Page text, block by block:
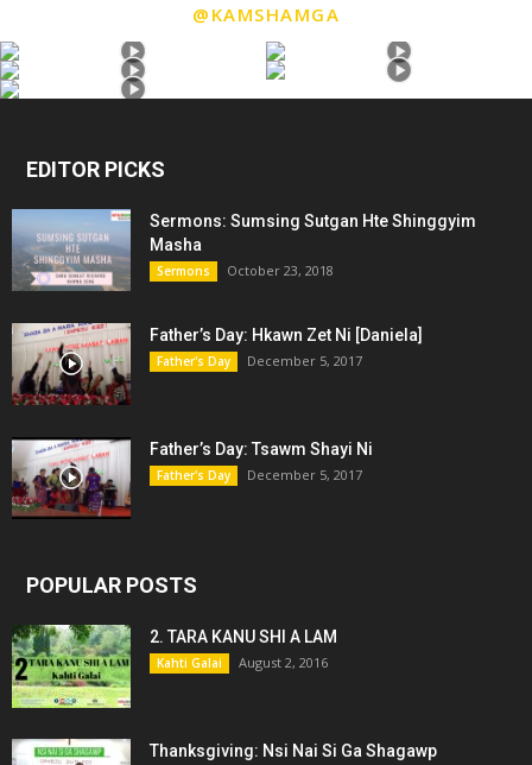
@KAMSHAMGA
EDITOR PICKS
Sermons: Sumsing Sutgan Hte Shinggyim
Masha
Sermons October 23, 2018
Father’s Day: Hkawn Zet Ni [Daniela]
Father's Day December 5, 2017
Father’s Day: Tsawm Shayi Ni
Father's Day December 5, 2017
POPULAR POSTS
2. TARA KANU SHI A LAM
Kahti Galai August 2, 2016
Thanksgiving: Nsi Nai Si Ga Shagawp